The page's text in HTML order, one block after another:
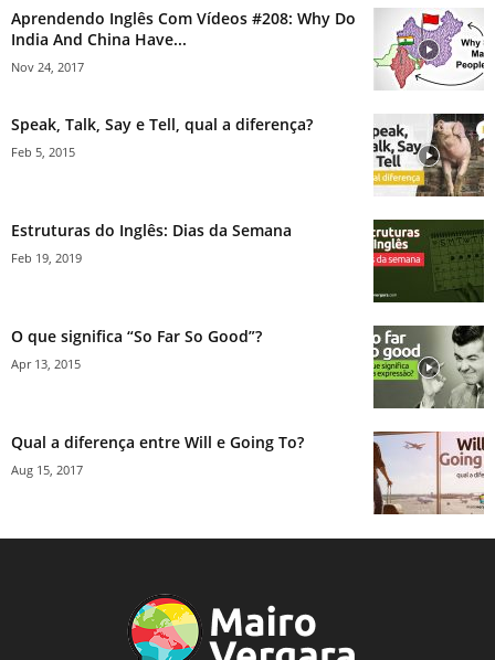
Aprendendo Inglês Com Vídeos #208: Why Do
India And China Have...
Nov 24, 2017
Speak, Talk, Say e Tell, qual a diferença?
Feb 5, 2015
Estruturas do Inglês: Dias da Semana
Feb 19, 2019
O que significa “So Far So Good”?
Apr 13, 2015
Qual a diferença entre Will e Going To?
Aug 15, 2017